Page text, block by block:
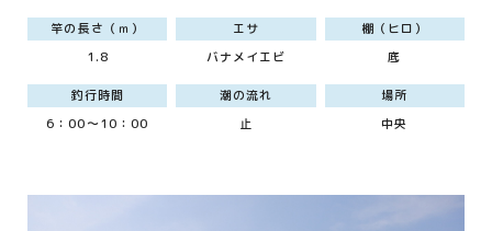
竿の長さ（ｍ）
1.8
エサ
バナメイエビ
棚（ヒロ）
底
釣行時間
6：00～10：00
潮の流れ
止
場所
中央